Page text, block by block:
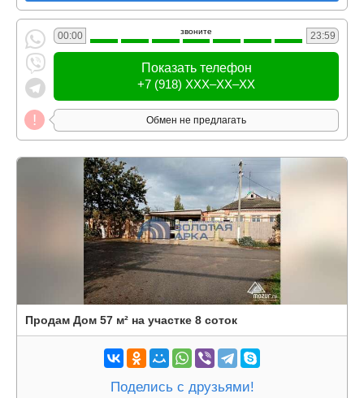
00:00 звоните 23:59
Показать телефон
+7 (918) XXX–XX–XX
Обмен не предлагать
Продам Дом 57 м² на участке 8 соток
Поделись с друзьями!